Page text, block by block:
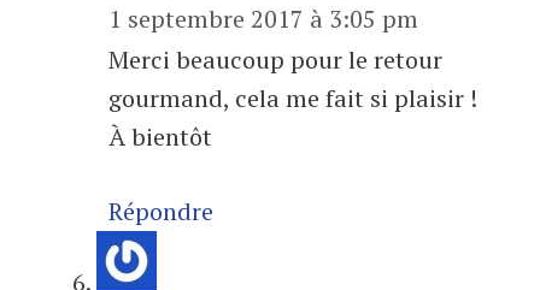
1 septembre 2017 à 3:05 pm
Merci beaucoup pour le retour
gourmand, cela me fait si plaisir !
À bientôt
Répondre